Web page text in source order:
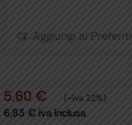
Aggiungi ai Preferiti
5,60 € (+iva 22%)
6,83 € iva inclusa